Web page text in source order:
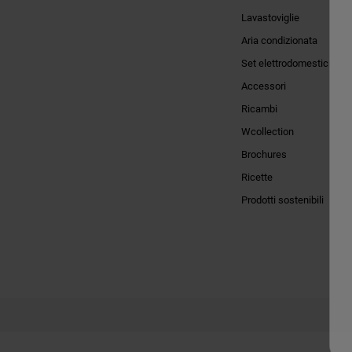
Lavastoviglie
Aria condizionata
Set elettrodomestici
Accessori
Ricambi
Wcollection
Brochures
Ricette
Prodotti sostenibili